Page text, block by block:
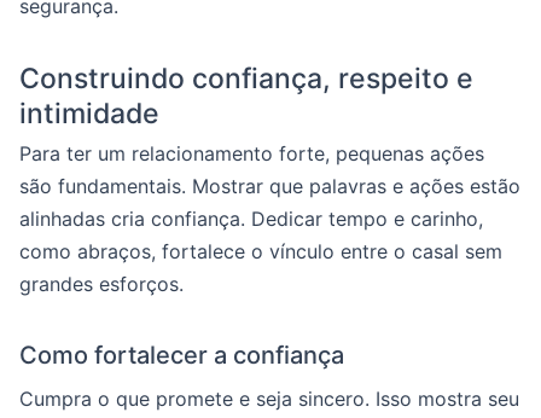
segurança.
Construindo confiança, respeito e
intimidade
Para ter um relacionamento forte, pequenas ações
são fundamentais. Mostrar que palavras e ações estão
alinhadas cria confiança. Dedicar tempo e carinho,
como abraços, fortalece o vínculo entre o casal sem
grandes esforços.
Como fortalecer a confiança
Cumpra o que promete e seja sincero. Isso mostra seu